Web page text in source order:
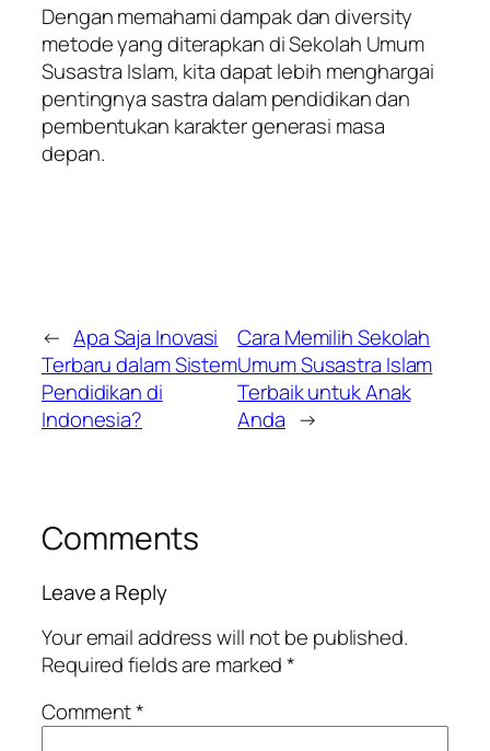
Dengan memahami dampak dan diversity
metode yang diterapkan di Sekolah Umum
Susastra Islam, kita dapat lebih menghargai
pentingnya sastra dalam pendidikan dan
pembentukan karakter generasi masa
depan.
← Apa Saja Inovasi
Terbaru dalam Sistem
Pendidikan di
Indonesia?
Cara Memilih Sekolah
Umum Susastra Islam
Terbaik untuk Anak
Anda →
Comments
Leave a Reply
Your email address will not be published.
Required fields are marked*
Comment*